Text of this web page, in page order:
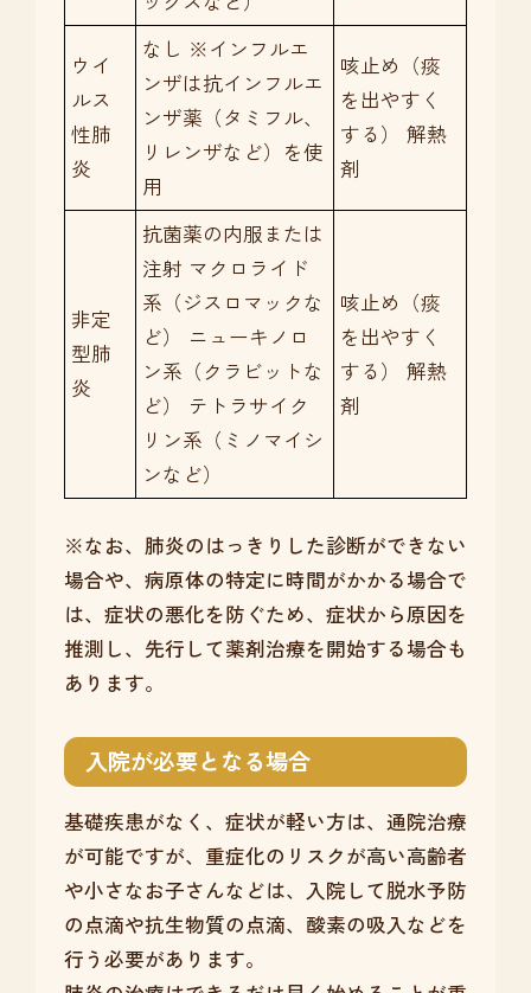
ウイ
ルス
性肺
炎
なし ※インフルエ
ンザは抗インフルエ
ンザ薬（タミフル、
リレンザなど）を使
用
咳止め（痰
を出やすく
する） 解熱
剤
非定
型肺
炎
抗菌薬の内服または
注射 マクロライド
系（ジスロマックな
ど） ニューキノロ
ン系（クラビットな
ど） テトラサイク
リン系（ミノマイシ
ンなど）
咳止め（痰
を出やすく
する） 解熱
剤
※なお、肺炎のはっきりした診断ができない
場合や、病原体の特定に時間がかかる場合で
は、症状の悪化を防ぐため、症状から原因を
推測し、先行して薬剤治療を開始する場合も
あります。
入院が必要となる場合
基礎疾患がなく、症状が軽い方は、通院治療
が可能ですが、重症化のリスクが高い高齢者
や小さなお子さんなどは、入院して脱水予防
の点滴や抗生物質の点滴、酸素の吸入などを
行う必要があります。